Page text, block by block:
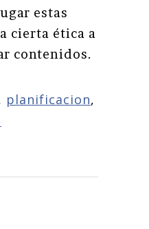
estas
cierta ética a
contenidos.
planificacion,